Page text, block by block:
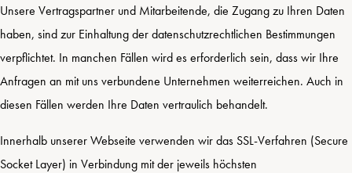
Unsere Vertragspartner und Mitarbeitende, die Zugang zu Ihren Daten
haben, sind zur Einhaltung der datenschutzrechtlichen Bestimmungen
verpflichtet. In manchen Fällen wird es erforderlich sein, dass wir Ihre
Anfragen an mit uns verbundene Unternehmen weiterreichen. Auch in
diesen Fällen werden Ihre Daten vertraulich behandelt.
Innerhalb unserer Webseite verwenden wir das SSL-Verfahren (Secure
Socket Layer) in Verbindung mit der jeweils höchsten